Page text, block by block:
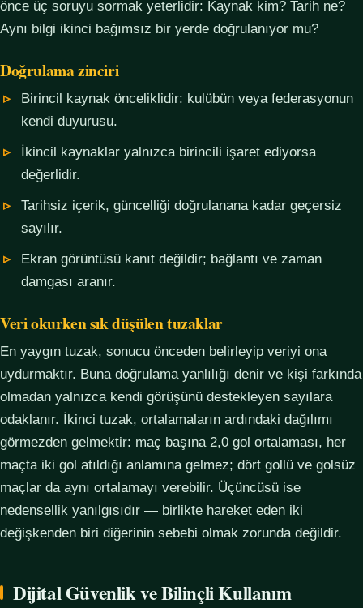
önce üç soruyu sormak yeterlidir: Kaynak kim? Tarih ne?
Aynı bilgi ikinci bağımsız bir yerde doğrulanıyor mu?
Doğrulama zinciri
Birincil kaynak önceliklidir: kulübün veya federasyonun
kendi duyurusu.
İkincil kaynaklar yalnızca birincili işaret ediyorsa
değerlidir.
Tarihsiz içerik, güncelliği doğrulanana kadar geçersiz
sayılır.
Ekran görüntüsü kanıt değildir; bağlantı ve zaman
damgası aranır.
Veri okurken sık düşülen tuzaklar
En yaygın tuzak, sonucu önceden belirleyip veriyi ona
uydurmaktır. Buna doğrulama yanlılığı denir ve kişi farkında
olmadan yalnızca kendi görüşünü destekleyen sayılara
odaklanır. İkinci tuzak, ortalamaların ardındaki dağılımı
görmezden gelmektir: maç başına 2,0 gol ortalaması, her
maçta iki gol atıldığı anlamına gelmez; dört gollü ve golsüz
maçlar da aynı ortalamayı verebilir. Üçüncüsü ise
nedensellik yanılgısıdır — birlikte hareket eden iki
değişkenden biri diğerinin sebebi olmak zorunda değildir.
Dijital Güvenlik ve Bilinçli Kullanım